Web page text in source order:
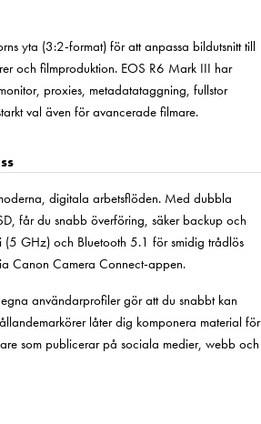
yta (3:2-format) för att anpassa bildutsnitt till
och filmproduktion. EOS R6 Mark III har
proxies, metadatataggning, fullstor
val även för avancerade filmare.
digitala arbetsflöden. Med dubbla
får du snabb överföring, säker backup och
GHz) och Bluetooth 5.1 för smidig trådlös
Canon Camera Connect-appen.
användarprofiler gör att du snabbt kan
låter dig komponera material för
som publicerar på sociala medier, webb och